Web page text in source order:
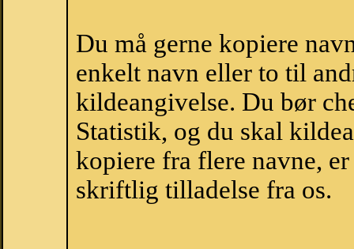
Du må gerne kopiere
enkelt navn eller to til
kildeangivelse. Du bør
Statistik, og du skal
kopiere fra flere navne,
skriftlig tilladelse fra os.